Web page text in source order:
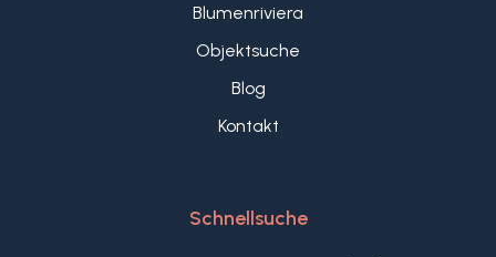
Blumenriviera
Objektsuche
Blog
Kontakt
Schnellsuche